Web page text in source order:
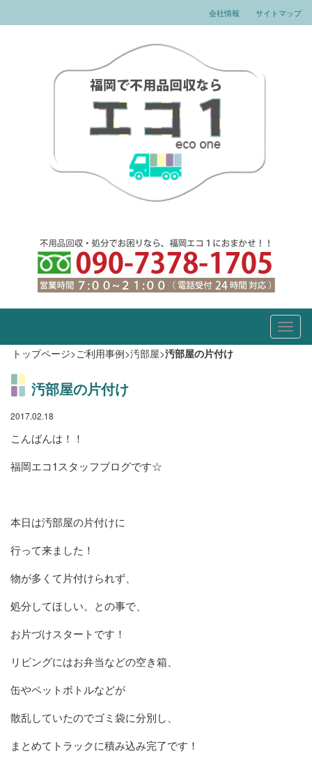
会社情報 サイトマップ
トップページ>ご利用事例>汚部屋>汚部屋の片付け
汚部屋の片付け
2017.02.18
こんばんは！！
福岡エコ1スタッフブログです☆
本日は汚部屋の片付けに
行って来ました！
物が多くて片付けられず、
処分してほしい。との事で、
お片づけスタートです！
リビングにはお弁当などの空き箱、
缶やペットボトルなどが
散乱していたのでゴミ袋に分別し、
まとめてトラックに積み込み完了です！